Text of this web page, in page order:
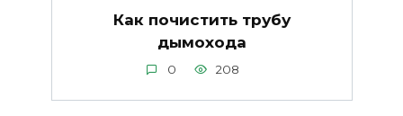
Как почистить трубу
дымохода
0 208